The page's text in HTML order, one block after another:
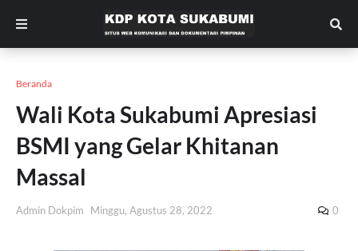
Beranda
Wali Kota Sukabumi Apresiasi
BSMI yang Gelar Khitanan
Massal
Admin Dokpim Minggu, Agustus 28, 2022 0